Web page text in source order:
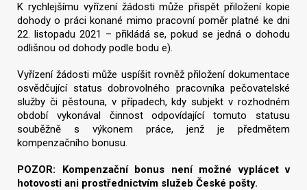
K rychlejšímu vyřízení žádosti může přispět přiložení kopie
dohody o práci konané mimo pracovní poměr platné ke dni
22. listopadu 2021 – přikládá se, pokud se jedná o dohodu
odlišnou od dohody podle bodu e).
Vyřízení žádosti může uspíšit rovněž přiložení dokumentace
osvědčující status dobrovolného pracovníka pečovatelské
služby či pěstouna, v případech, kdy subjekt v rozhodném
období vykonával činnost odpovídající tomuto statusu
souběžně s výkonem práce, jenž je předmětem
kompenzačního bonusu.
POZOR: Kompenzační bonus není možné vyplácet v
hotovosti ani prostřednictvím služeb České pošty.